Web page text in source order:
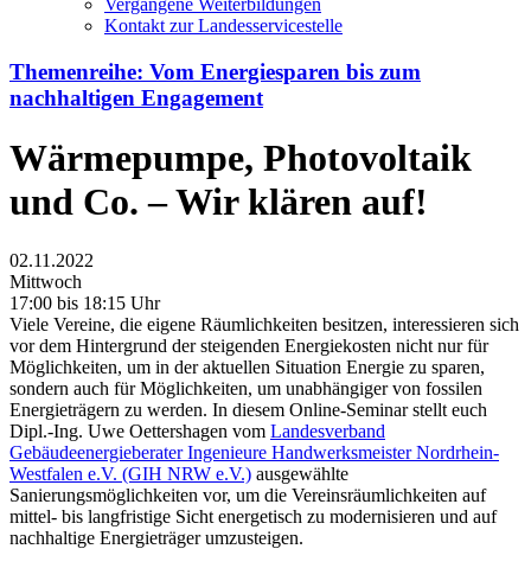
Vergangene Weiterbildungen
Kontakt zur Landesservicestelle
Themenreihe: Vom Energiesparen bis zum
nachhaltigen Engagement
Wärmepumpe, Photovoltaik
und Co. – Wir klären auf!
02.11.2022
Mittwoch
17:00 bis 18:15 Uhr
Viele Vereine, die eigene Räumlichkeiten besitzen, interessieren sich
vor dem Hintergrund der steigenden Energiekosten nicht nur für
Möglichkeiten, um in der aktuellen Situation Energie zu sparen,
sondern auch für Möglichkeiten, um unabhängiger von fossilen
Energieträgern zu werden. In diesem Online-Seminar stellt euch
Dipl.-Ing. Uwe Oettershagen vom Landesverband
Gebäudeenergieberater Ingenieure Handwerksmeister Nordrhein-
Westfalen e.V. (GIH NRW e.V.) ausgewählte
Sanierungsmöglichkeiten vor, um die Vereinsräumlichkeiten auf
mittel- bis langfristige Sicht energetisch zu modernisieren und auf
nachhaltige Energieträger umzusteigen.